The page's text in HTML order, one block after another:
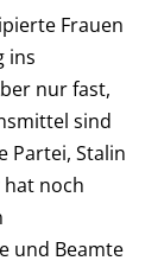
Frauen
ins
nur fast,
sind
Partei, Stalin
noch
und Beamte